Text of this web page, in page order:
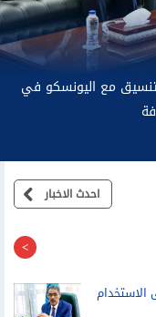
الإسكان وحدات
احدث الاخبار
الاستخدام